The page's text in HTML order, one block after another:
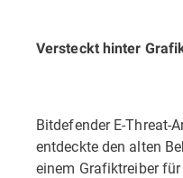
Versteckt hinter
Bitdefender E-Threat-
entdeckte den alten
einem Grafiktreiber